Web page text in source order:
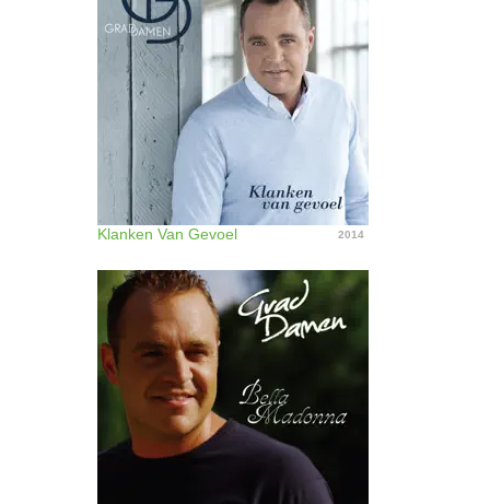
Klanken Van Gevoel 2014